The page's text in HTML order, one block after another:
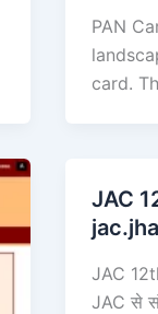
PAN
card.
JAC
JAC
JAC से